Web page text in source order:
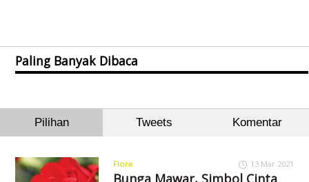
Paling Banyak Dibaca
Pilihan Tweets Komentar
Flora 13 Mar 2021
Bunga Mawar, Simbol Cinta